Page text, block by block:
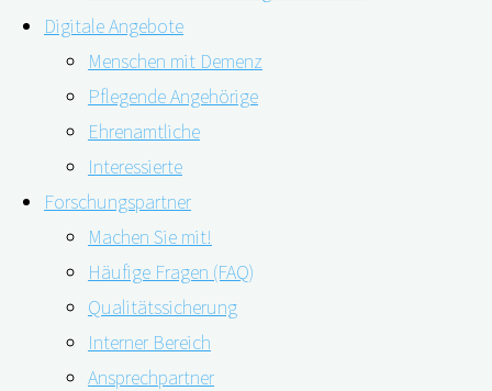
Digitale Angebote
Menschen mit Demenz
Pflegende Angehörige
Ehrenamtliche
Interessierte
Forschungspartner
Machen Sie mit!
Häufige Fragen (FAQ)
Qualitätssicherung
Interner Bereich
Ansprechpartner
18.03.202118.03.2021
Autos, Züge, Baustellen – auch Lärm aus der
Umgebung kann das Risiko steigern, im Alter eine
Demenz zu entwickeln. Das zeigt eine Studie über
die Auswirkungen von Umgebungslärm in der US-